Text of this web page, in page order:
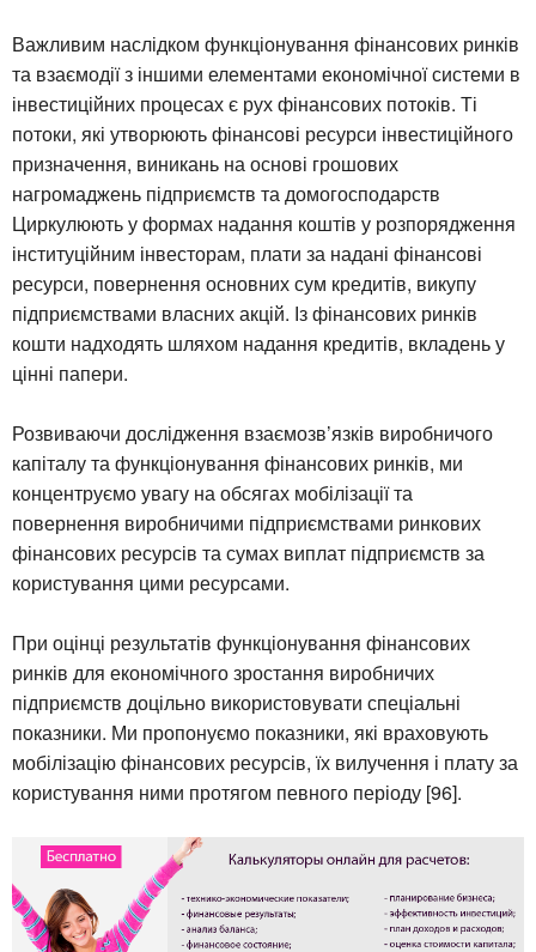
Важливим наслідком функціонування фінансових ринків
та взаємодії з іншими елементами економічної системи в
інвестиційних процесах є рух фінансових потоків. Ті
потоки, які утворюють фінансові ресурси інвестиційного
призначення, виникань на основі грошових
нагромаджень підприємств та домогосподарств
Циркулюють у формах надання коштів у розпорядження
інституційним інвесторам, плати за надані фінансові
ресурси, повернення основних сум кредитів, викупу
підприємствами власних акцій. Із фінансових ринків
кошти надходять шляхом надання кредитів, вкладень у
цінні папери.
Розвиваючи дослідження взаємозв’язків виробничого
капіталу та функціонування фінансових ринків, ми
концентруємо увагу на обсягах мобілізації та
повернення виробничими підприємствами ринкових
фінансових ресурсів та сумах виплат підприємств за
користування цими ресурсами.
При оцінці результатів функціонування фінансових
ринків для економічного зростання виробничих
підприємств доцільно використовувати спеціальні
показники. Ми пропонуємо показники, які враховують
мобілізацію фінансових ресурсів, їх вилучення і плату за
користування ними протягом певного періоду [96].